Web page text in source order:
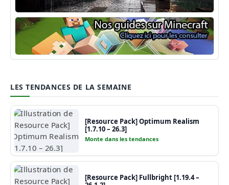
Shaders Minecraft
Guide Minecraft
LES TENDANCES DE LA SEMAINE
[Resource Pack] Optimum Realism
[1.7.10 – 26.3]
Monte dans les tendances
[Resource Pack] Fullbright [1.19.4 –